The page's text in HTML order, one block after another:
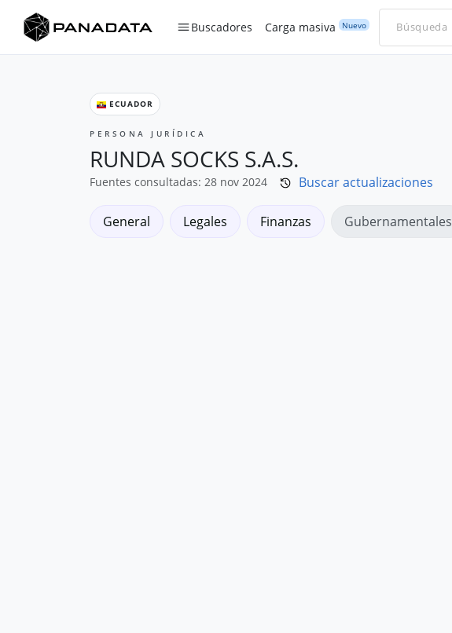
Buscadores Carga masiva Nuevo
ECUADOR
PERSONA JURÍDICA
RUNDA SOCKS S.A.S.
Fuentes consultadas: 28 nov 2024 Buscar actualizaciones
General Legales Finanzas Gubernamentales